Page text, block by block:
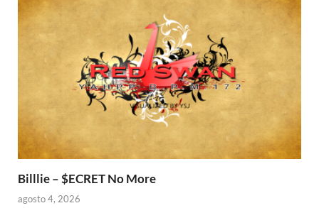
Billlie – $ECRET No More
agosto 4, 2026